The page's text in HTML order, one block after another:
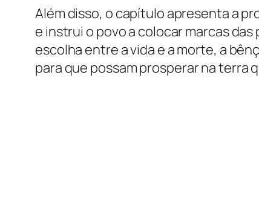
Além disso, o capítulo apresenta a
e instrui o povo a colocar marcas
escolha entre a vida e a morte, a
para que possam prosperar na terra